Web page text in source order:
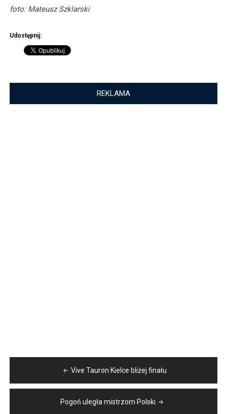
foto: Mateusz Szklarski
Udostępnij:
REKLAMA
Nawigacja
wpisu
Vive Tauron Kielce bliżej finału
Pogoń uległa mistrzom Polski